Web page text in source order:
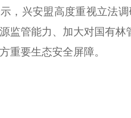
，兴安盟高度重视立法
监管能力、加大对国有
重要生态安全屏障。